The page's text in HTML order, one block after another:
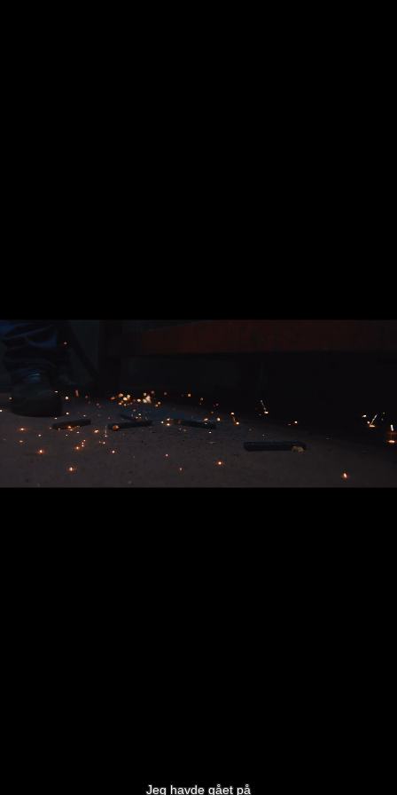
Jeg havde gået på